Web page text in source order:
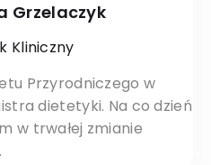
Grzelaczyk
Kliniczny
Przyrodniczego w
dietetyki. Na co dzień
w trwałej zmianie